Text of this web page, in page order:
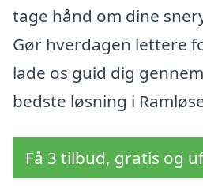
tage hånd om dine
Gør hverdagen lettere
lade os guid dig
bedste løsning i
Få 3 tilbud, gratis og